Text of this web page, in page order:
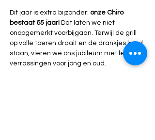
Dit jaar is extra bijzonder: onze Chiro
bestaat 65 jaar! Dat laten we niet
onopgemerkt voorbijgaan. Terwijl de grill
op volle toeren draait en de drankjes koud
staan, vieren we ons jubileum met leuke
verrassingen voor jong en oud.